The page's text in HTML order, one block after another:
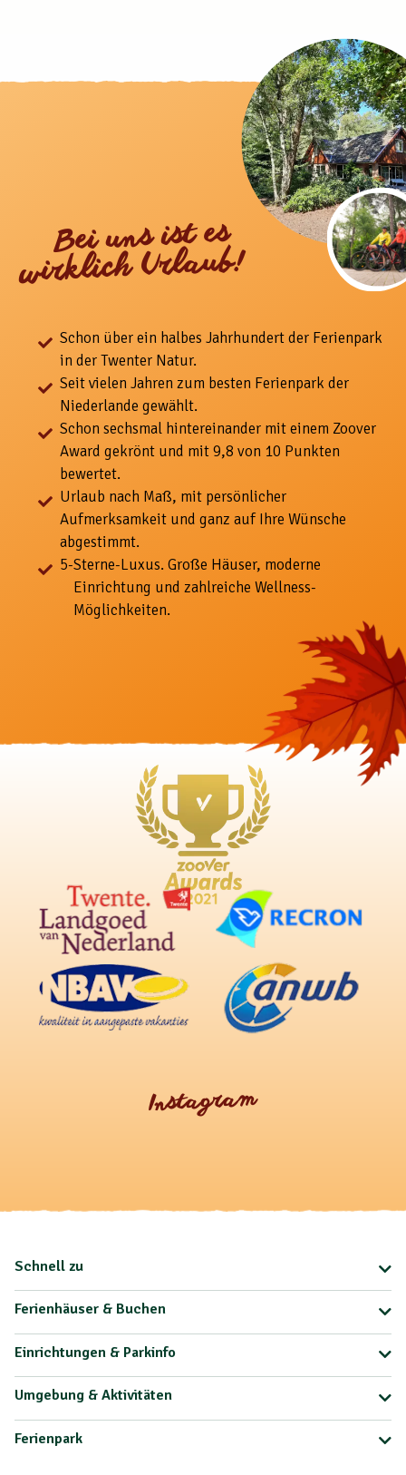
Bei uns ist es
wirklich Urlaub!
Schon über ein halbes Jahrhundert der Ferienpark
in der Twenter Natur.
Seit vielen Jahren zum besten Ferienpark der
Niederlande gewählt.
Schon sechsmal hintereinander mit einem Zoover
Award gekrönt und mit 9,8 von 10 Punkten
bewertet.
Urlaub nach Maß, mit persönlicher
Aufmerksamkeit und ganz auf Ihre Wünsche
abgestimmt.
5-Sterne-Luxus. Große Häuser, moderne
Einrichtung und zahlreiche Wellness-
Möglichkeiten.
Instagram
Schnell zu
Ferienhäuser & Buchen
Einrichtungen & Parkinfo
Umgebung & Aktivitäten
Ferienpark